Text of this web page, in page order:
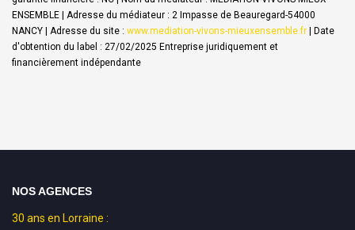
ENSEMBLE | Adresse du médiateur : 2 Impasse de Beauregard-54000
NANCY | Adresse du site : www.mediation-vivons-mieuxensemble.fr | Date
d'obtention du label : 27/02/2025 Entreprise juridiquement et
financièrement indépendante
NOS AGENCES
30 ans en Lorraine :